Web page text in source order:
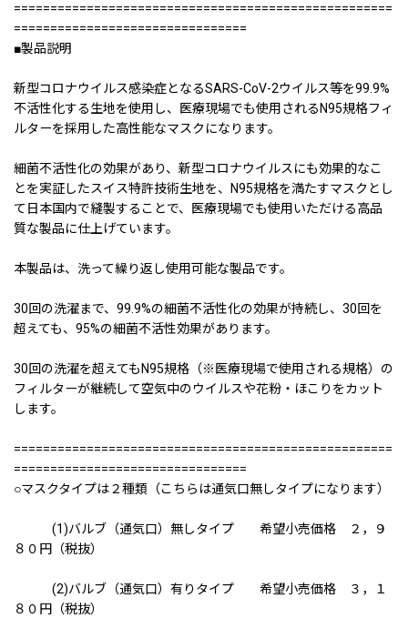
====================================================
================================
■製品説明
新型コロナウイルス感染症となるSARS-CoV-2ウイルス等を99.9%
不活性化する生地を使用し、医療現場でも使用されるN95規格フィ
ルターを採用した高性能なマスクになります。
細菌不活性化の効果があり、新型コロナウイルスにも効果的なこ
とを実証したスイス特許技術生地を、N95規格を満たすマスクとし
て日本国内で縫製することで、医療現場でも使用いただける高品
質な製品に仕上げています。
本製品は、洗って繰り返し使用可能な製品です。
30回の洗濯まで、99.9%の細菌不活性化の効果が持続し、30回を
超えても、95%の細菌不活性効果があります。
30回の洗濯を超えてもN95規格（※医療現場で使用される規格）の
フィルターが継続して空気中のウイルスや花粉・ほこりをカット
します。
====================================================
================================
○マスクタイプは２種類（こちらは通気口無しタイプになります）
(1)バルブ（通気口）無しタイプ 希望小売価格 ２，９
８０円（税抜）
(2)バルブ（通気口）有りタイプ 希望小売価格 ３，１
８０円（税抜）